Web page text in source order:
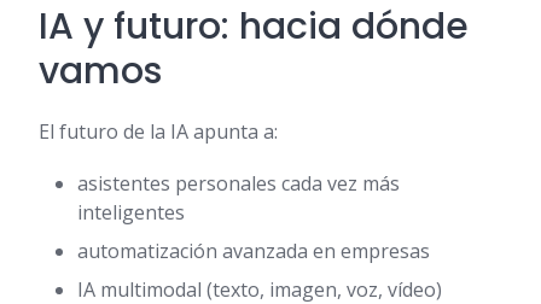
IA y futuro: hacia dónde
vamos
El futuro de la IA apunta a:
asistentes personales cada vez más
inteligentes
automatización avanzada en empresas
IA multimodal (texto, imagen, voz, vídeo)